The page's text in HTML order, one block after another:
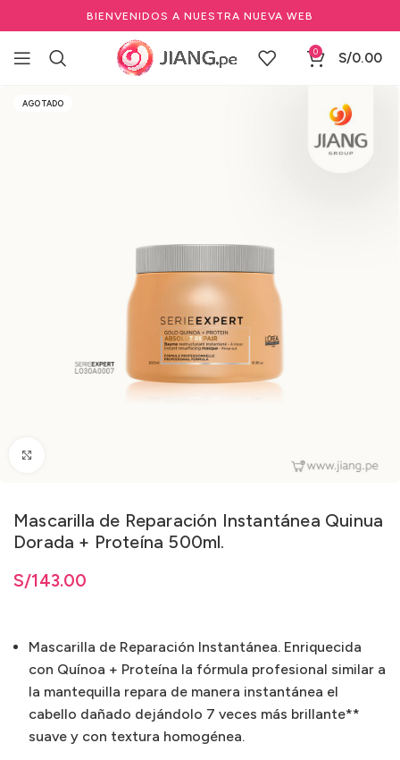
BIENVENIDOS A NUESTRA NUEVA WEB
0 S/0.00
Inicio Salones de Belleza
Cuidado del cabello profesional
AGOTADO
Mascarilla de Reparación Instantánea Quinua
Dorada + Proteína 500ml.
S/143.00
Mascarilla de Reparación Instantánea. Enriquecida
con Quínoa + Proteína la fórmula profesional similar a
la mantequilla repara de manera instantánea el
cabello dañado dejándolo 7 veces más brillante**
suave y con textura homogénea.